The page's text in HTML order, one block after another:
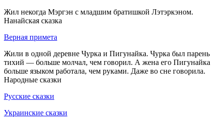
Жил некогда Мэргэн с младшим братишкой Лэтэркэном.
Нанайская сказка
Верная примета
Жили в одной деревне Чурка и Пигунайка. Чурка был парень
тихий — больше молчал, чем говорил. А жена его Пигунайка
больше языком работала, чем руками. Даже во сне говорила.
Народные сказки
Русские сказки
Украинские сказки